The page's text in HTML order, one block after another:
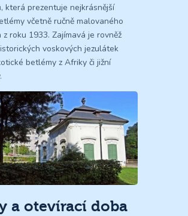
která prezentuje nejkrásnější
včetně ručně malovaného
roku 1933. Zajímavá je rovněž
voskových jezulátek
betlémy z Afriky či jižní
a otevírací doba